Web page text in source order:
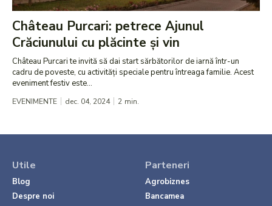
Château Purcari: petrece Ajunul
Crăciunului cu plăcinte și vin
Château Purcari te invită să dai start sărbătorilor de iarnă într-un
cadru de poveste, cu activități speciale pentru întreaga familie. Acest
eveniment festiv este...
EVENIMENTE dec. 04, 2024 2 min.
Utile
Blog
Despre noi
Parteneri
Agrobiznes
Bancamea